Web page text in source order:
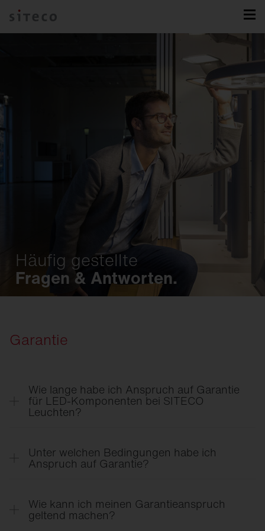
Häufig gestellte
Fragen & Antworten.
Garantie
Wie lange habe ich Anspruch auf Garantie
für LED-Komponenten bei SITECO
Leuchten?
Betriebsstunden gewährt SITECO eine Garantie
über einen Zeitraum von 5 Jahren entsprechend
sonstige LED-Komponenten, die in Leuchten
eingesetzt sind für die eine Nennlebensdauer
Unter welchen Bedingungen habe ich
Anspruch auf Garantie?
Die Produkte werden in Übereinstimmung mit
den Produktinformationen und
Wie kann ich meinen Garantieanspruch
geltend machen?